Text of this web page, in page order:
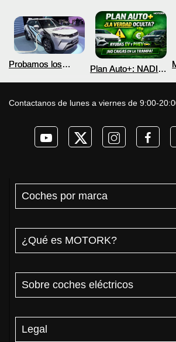
Probamos los
DM-i y EV con más
Plan Auto+: NADIE
coches eléctricos y
PHEV 2026
Contactanos de lunes a viernes de 9:00-
Coches por marca
¿Qué es MOTORK?
Sobre coches eléctricos
Legal